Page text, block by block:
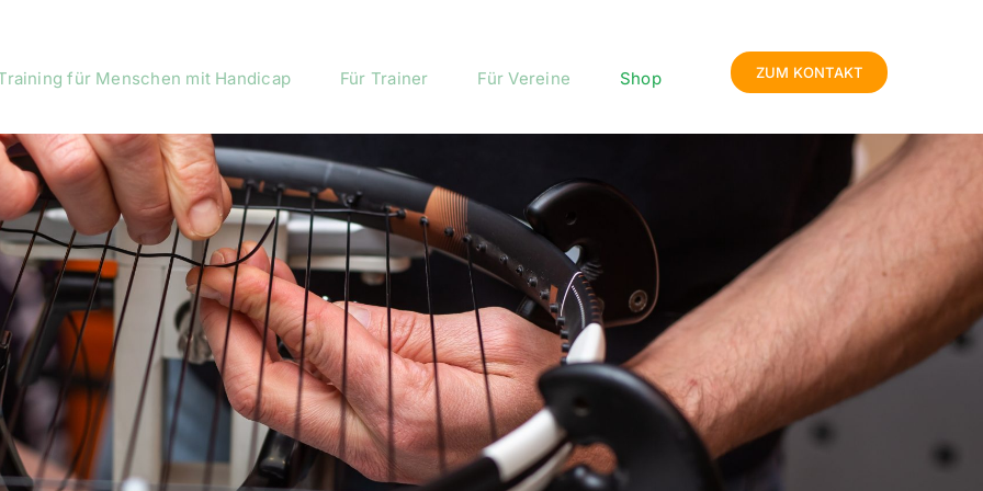
für Menschen mit Handicap Für Trainer Für Vereine Shop ZUM KONTAKT